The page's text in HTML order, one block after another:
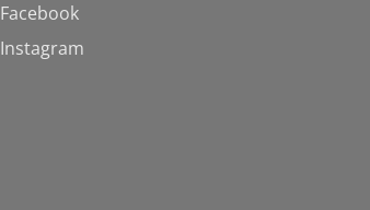
Facebook
Instagram